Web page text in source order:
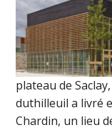
plateau de
duthilleuil a livré
Chardin, un lieu